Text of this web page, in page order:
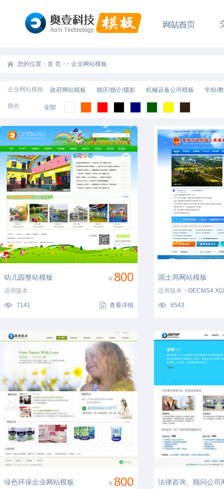
您的位置： 首 页 >> 企业网站模板
企业网站模板 政府网站模板 婚庆/婚介/摄影 机械设备公司模板 学校/
颜色 全部
幼儿园整站模板 ￥ 800
适用版本：
7141 查看详细
国土局网站模板
适用版本： OECMS4.X
6543
绿色环保企业网站模板 ￥ 800
法律咨询、顾问公司